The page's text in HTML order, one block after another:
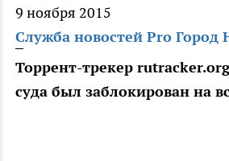
9 ноября 2015
Служба новостей Pro Город
Торрент-трекер
суда был заблокирован на